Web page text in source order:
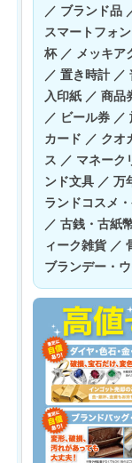
／ ブランド品
スマートフォ
杯 ／ メッキア
／ 置き時計 ／
入印紙 ／ 商品
／ ビール券 ／
カード ／ クオ
ス ／ マネーク
ンド文具 ／ 万
ランドコスメ
／ 古銭・古紙
ィーク雑貨 ／
ブランデー・